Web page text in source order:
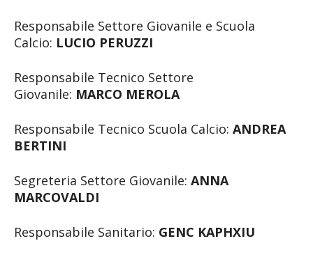
Responsabile Settore Giovanile e Scuola
Calcio: LUCIO PERUZZI
Responsabile Tecnico Settore
Giovanile: MARCO MEROLA
Responsabile Tecnico Scuola Calcio: ANDREA
BERTINI
Segreteria Settore Giovanile: ANNA
MARCOVALDI
Responsabile Sanitario: GENC KAPHXIU